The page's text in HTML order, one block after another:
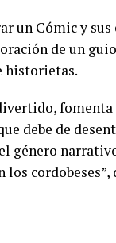
un Cómic y
de un
historietas.
debe de
género
cordobeses”,